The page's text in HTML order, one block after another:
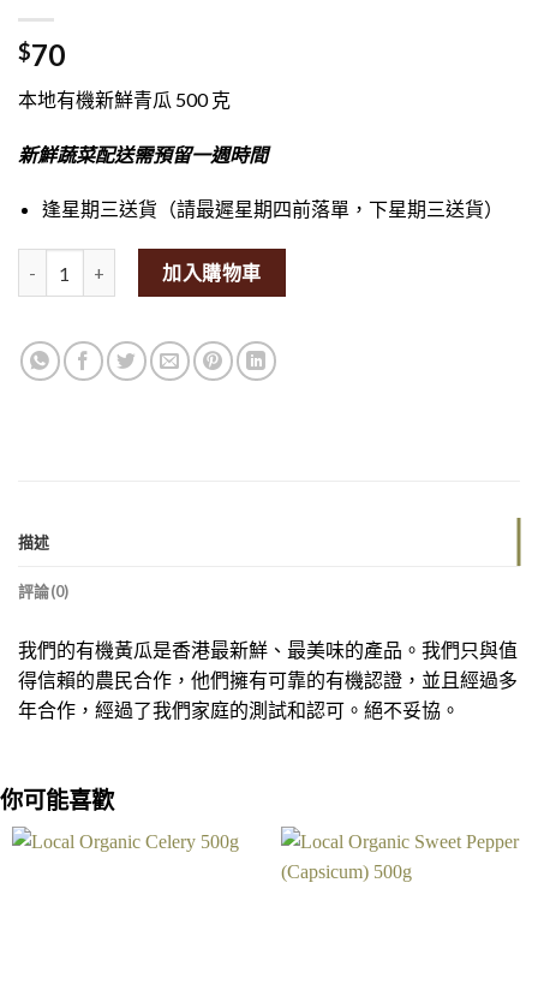
$70
本地有機新鮮青瓜 500 克
新鮮蔬菜配送需預留一週時間
逢星期三送貨（請最遲星期四前落單，下星期三送貨）
Local Organic Fresh Cucumber 500g量
加入購物車
描述
評論(0)
我們的有機黃瓜是香港最新鮮、最美味的產品。我們只與值
得信賴的農民合作，他們擁有可靠的有機認證，並且經過多
年合作，經過了我們家庭的測試和認可。絕不妥協。
你可能喜歡